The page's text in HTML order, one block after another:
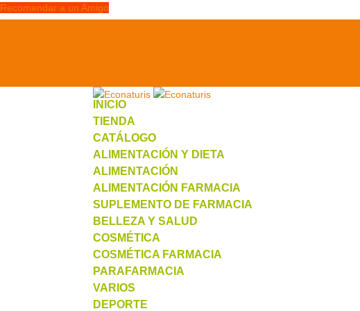
Recomendar a un Amigo
INICIO
TIENDA
CATÁLOGO
ALIMENTACIÓN Y DIETA
ALIMENTACIÓN
ALIMENTACIÓN FARMACIA
SUPLEMENTO DE FARMACIA
BELLEZA Y SALUD
COSMÉTICA
COSMÉTICA FARMACIA
PARAFARMACIA
VARIOS
DEPORTE